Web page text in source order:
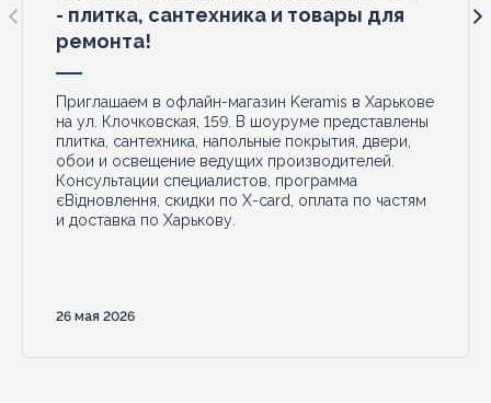
- плитка, сантехника и товары для
ремонта!
Приглашаем в офлайн-магазин Keramis в Харькове
на ул. Клочковская, 159. В шоуруме представлены
плитка, сантехника, напольные покрытия, двери,
обои и освещение ведущих производителей.
Консультации специалистов, программа
єВідновлення, скидки по X-card, оплата по частям
и доставка по Харькову.
26 мая 2026